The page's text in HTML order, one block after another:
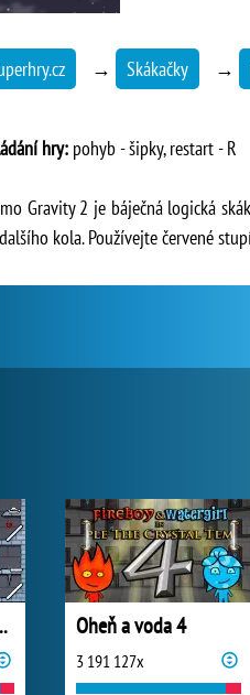
→ Skákačky →
hry: pohyb - šipky, restart - R
Gravity 2 je báječná logická
kola. Používejte červené
chrám Oheň a voda 4
3 191 127x